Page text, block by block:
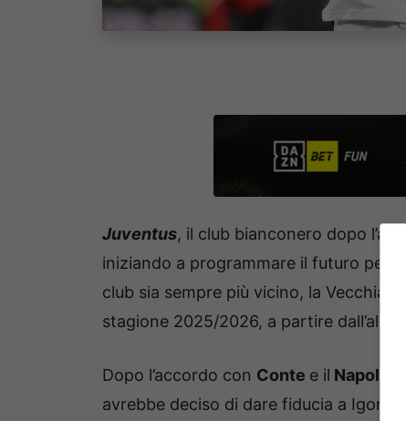
Juventus, il club bianconero dopo
iniziando a programmare il futuro per
club sia sempre più vicino, la Vecchia
stagione 2025/2026, a partire
Dopo l’accordo con Conte e il Napoli
avrebbe deciso di dare fiducia a Igor